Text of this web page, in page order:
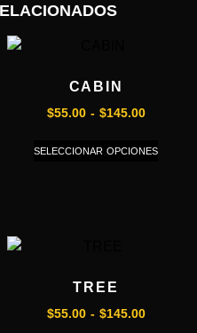
CABIN
$55.00 - $145.00
SELECCIONAR OPCIONES
TREE
$55.00 - $145.00